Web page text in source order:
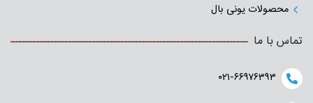
محصولات یونی بال
تماس با ما
۰۲۱-۶۶۹۷۶۳۹۳